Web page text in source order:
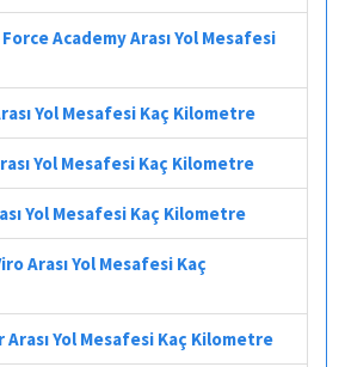
Academy Arası Yol Mesafesi
Yol Mesafesi Kaç Kilometre
Yol Mesafesi Kaç Kilometre
Yol Mesafesi Kaç Kilometre
Arası Yol Mesafesi Kaç
Arası Yol Mesafesi Kaç Kilometre